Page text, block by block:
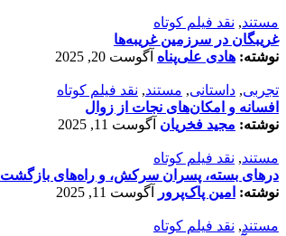
مستند, نقد فیلم کوتاه
غریبگان در سرزمین غریبه‌ها
نوشته: هادی علی‌پناه آگوست 20, 2025
تجربی, داستانی, مستند, نقد فیلم کوتاه
افسانه‌ و امکان‌های نجات از زوال
نوشته: مجید فخریان آگوست 11, 2025
مستند, نقد فیلم کوتاه
درهای بسته، پسران سرکش، و راه‌های بازگشت
نوشته: امین پاک‌پرور آگوست 11, 2025
مستند, نقد فیلم کوتاه